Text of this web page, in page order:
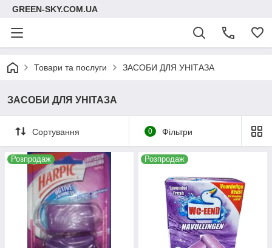
GREEN-SKY.COM.UA
Товари та послуги ЗАСОБИ ДЛЯ УНІТАЗА
ЗАСОБИ ДЛЯ УНІТАЗА
Сортування 0 Фільтри
Розпродаж Розпродаж